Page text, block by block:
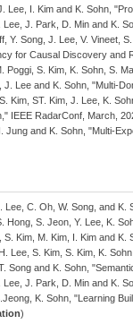
Lee, I. Kim and K. Sohn,
Lee, J. Park, D. Min and K.
Y. Song, J. Lee, V. Vineet,
for Causal Discovery and
Poggi, S. Kim, K. Sohn, S.
J. Lee and K. Sohn, "Multi-
Kim, ST. Kim, J. Lee, K.
IEEE RadarConf, March,
Jung and K. Sohn, "Multi-
Lee, C. Oh, W. Song, and K.
Hong, S. Jeon, Y. Lee, K.
S. Kim, M. Kim, I. Kim and
Lee, S. Kim, S. Kim, K.
Song and K. Sohn,
Lee, J. Park, D. Min and K.
K. Sohn, "Learning
)